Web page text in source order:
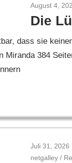
August 4,
Die
dass sie
384
Juli 31, 2026
netgalley /